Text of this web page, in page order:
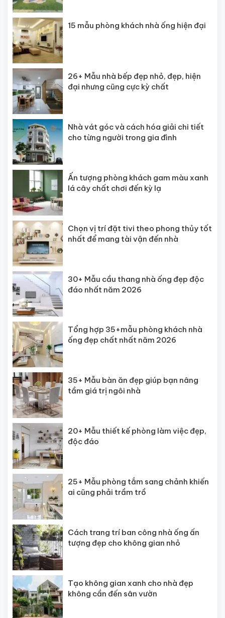
15 mẫu phòng khách nhà ống hiện đại
26+ Mẫu nhà bếp đẹp nhỏ, đẹp, hiện
đại nhưng cũng cực kỳ chất
Nhà vát góc và cách hóa giải chi tiết
cho từng người trong gia đình
Ấn tượng phòng khách gam màu xanh
lá cây chất chơi đến kỳ lạ
Chọn vị trí đặt tivi theo phong thủy tốt
nhất để mang tài vận đến nhà
30+ Mẫu cầu thang nhà ống đẹp độc
đáo nhất năm 2026
Tổng hợp 35+mẫu phòng khách nhà
ống đẹp chất nhất năm 2026
35+ Mẫu bàn ăn đẹp giúp bạn nâng
tầm giá trị ngôi nhà
20+ Mẫu thiết kế phòng làm việc đẹp,
độc đáo
25+ Mẫu phòng tắm sang chảnh khiến
ai cũng phải trầm trồ
Cách trang trí ban công nhà ống ấn
tượng đẹp cho không gian nhỏ
Tạo không gian xanh cho nhà đẹp
không cần đến sân vườn